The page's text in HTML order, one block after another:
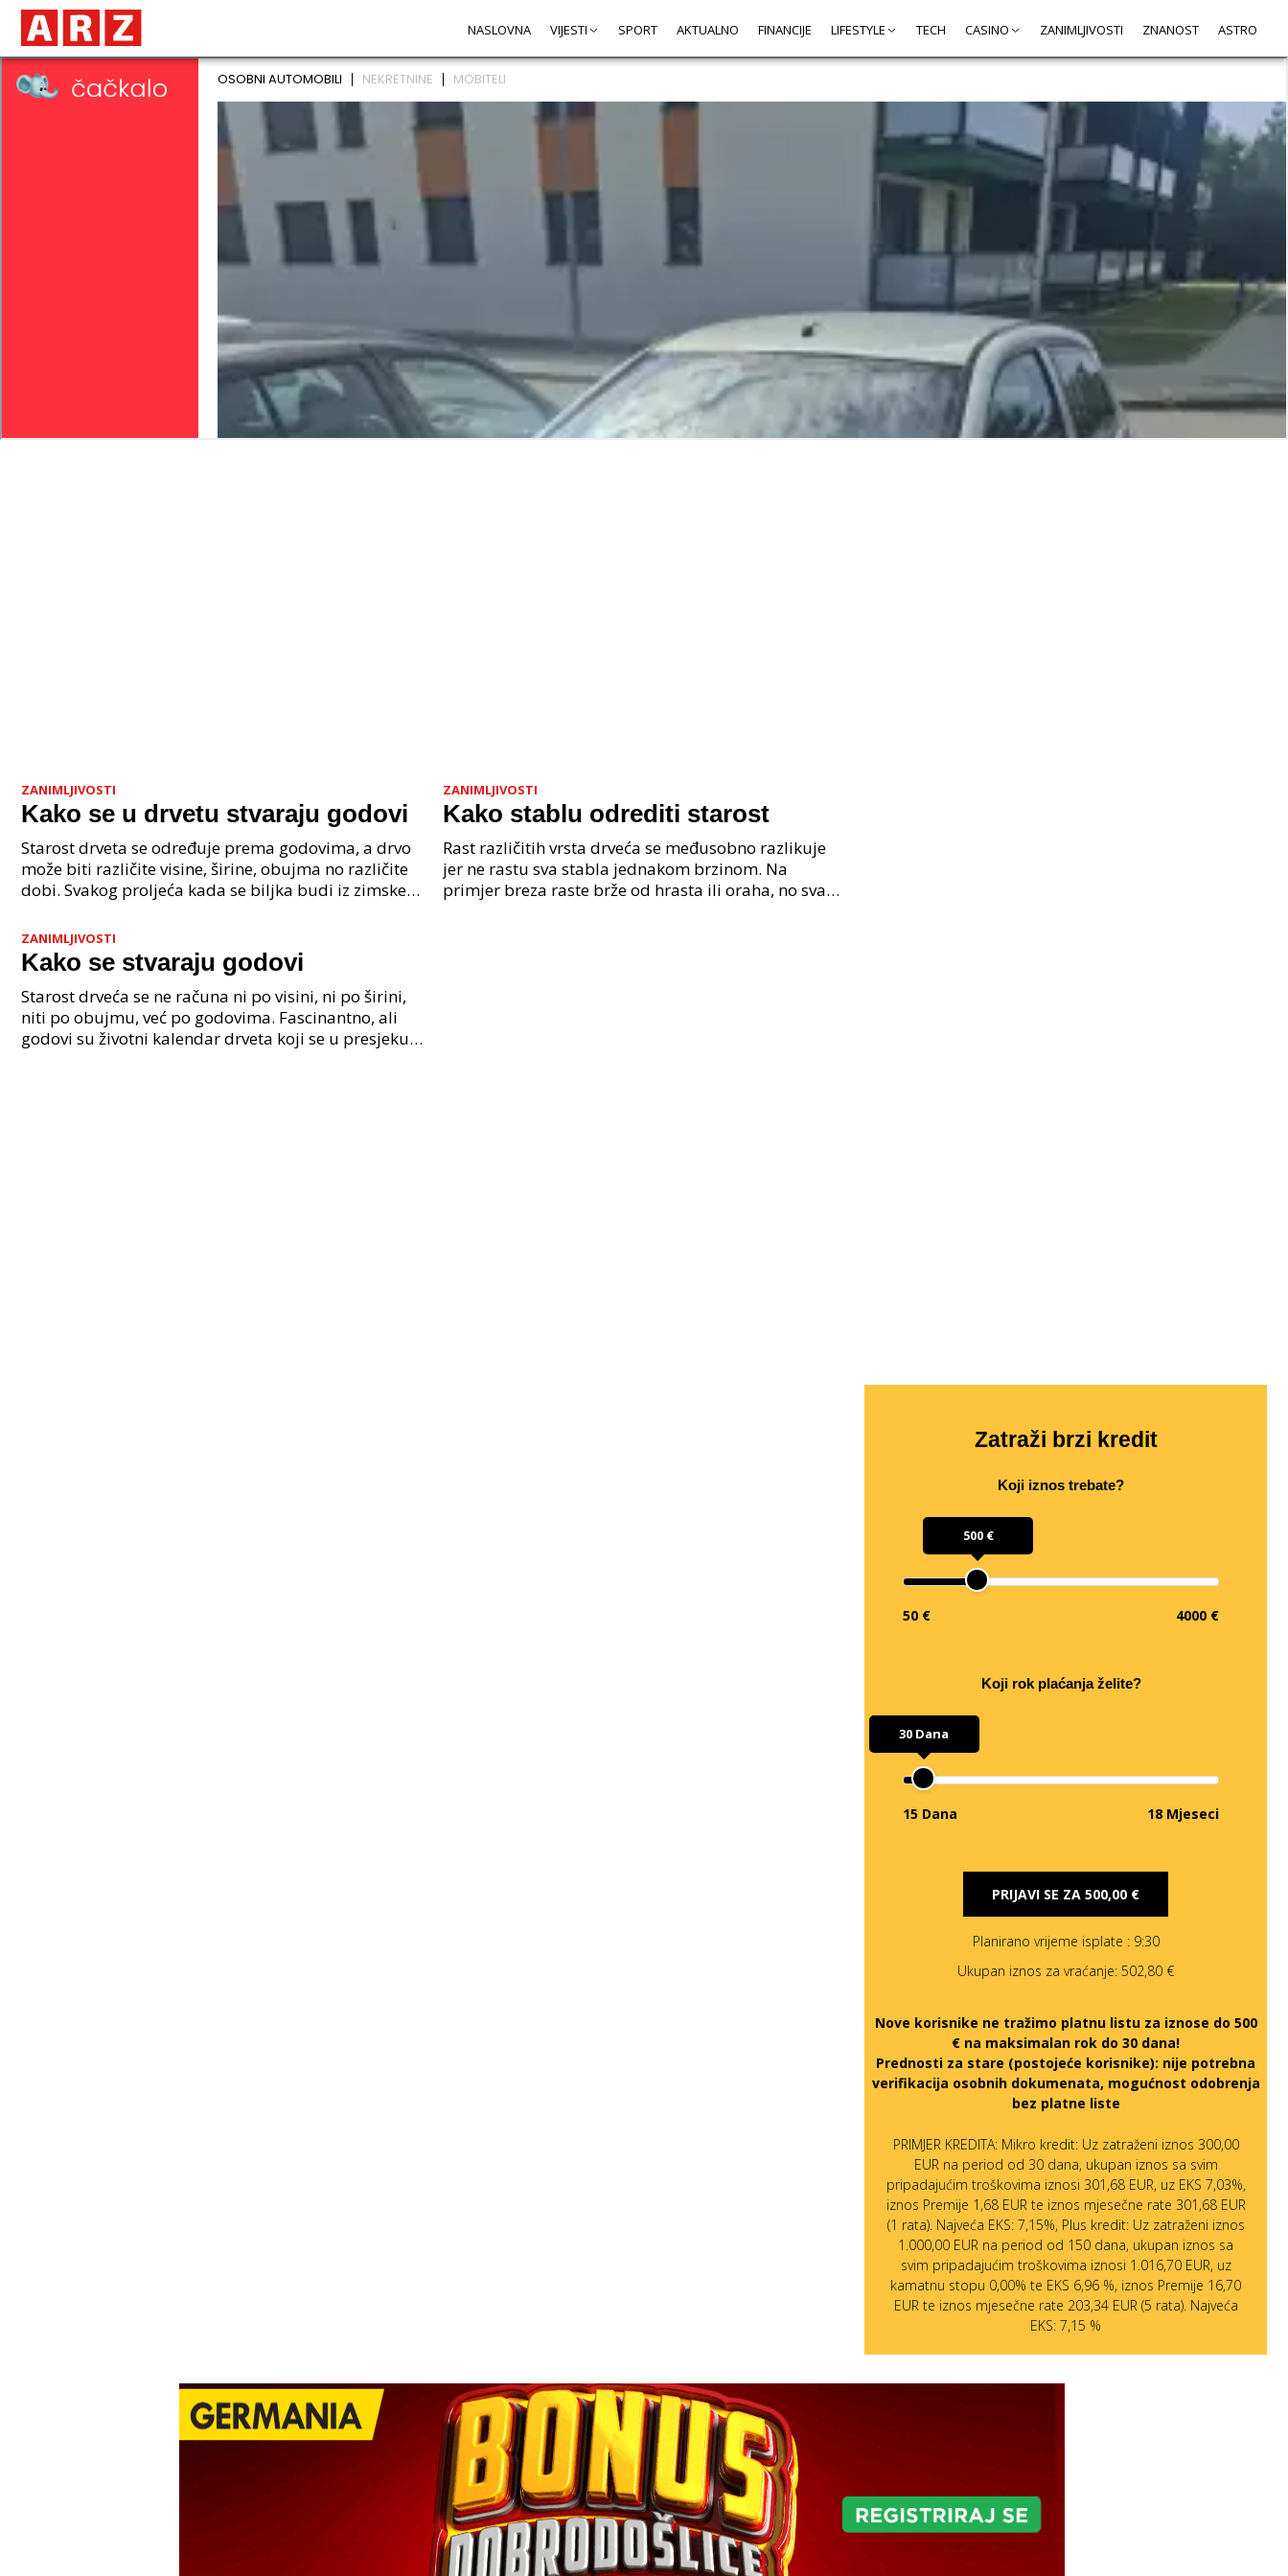
NASLOVNA VIJESTI SPORT AKTUALNO FINANCIJE LIFESTYLE TECH CASINO ZANIMLJIVOSTI ZNANOST ASTRO
ZANIMLJIVOSTI
Kako se u drvetu stvaraju godovi
Starost drveta se određuje prema godovima, a drvo
može biti različite visine, širine, obujma no različite
dobi. Svakog proljeća kada se biljka budi iz zimske
ZANIMLJIVOSTI
Kako stablu odrediti starost
Rast različitih vrsta drveća se međusobno razlikuje
jer ne rastu sva stabla jednakom brzinom. Na
primjer breza raste brže od hrasta ili oraha, no sva
ZANIMLJIVOSTI
Kako se stvaraju godovi
Starost drveća se ne računa ni po visini, ni po širini,
niti po obujmu, već po godovima. Fascinantno, ali
godovi su životni kalendar drveta koji se u presjeku
Zatraži brzi kredit
Koji iznos trebate?
500 €
50 € 4000 €
Koji rok plaćanja želite?
30 Dana
15 Dana 18 Mjeseci
PRIJAVI SE ZA 500,00 €
Planirano vrijeme isplate : 9:30
Ukupan iznos za vraćanje: 502,80 €
Nove korisnike ne tražimo platnu listu za iznose do 500
€ na maksimalan rok do 30 dana!
Prednosti za stare (postojeće korisnike): nije potrebna
verifikacija osobnih dokumenata, mogućnost odobrenja
bez platne liste
PRIMJER KREDITA: Mikro kredit: Uz zatraženi iznos 300,00
EUR na period od 30 dana, ukupan iznos sa svim
pripadajućim troškovima iznosi 301,68 EUR, uz EKS 7,03%,
iznos Premije 1,68 EUR te iznos mjesečne rate 301,68 EUR
(1 rata). Najveća EKS: 7,15%, Plus kredit: Uz zatraženi iznos
1.000,00 EUR na period od 150 dana, ukupan iznos sa
svim pripadajućim troškovima iznosi 1.016,70 EUR, uz
kamatnu stopu 0,00% te EKS 6,96 %, iznos Premije 16,70
EUR te iznos mjesečne rate 203,34 EUR (5 rata). Najveća
EKS: 7,15 %